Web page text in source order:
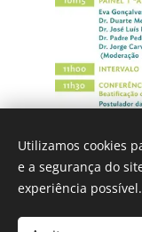
Utilizamos cookies
e a segurança do
experiência possível.